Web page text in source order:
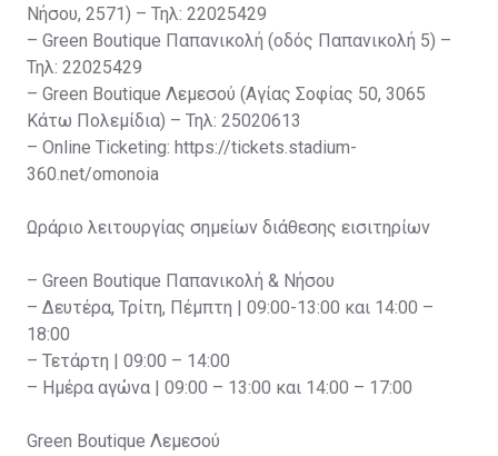
Νήσου, 2571) – Τηλ: 22025429
– Green Boutique Παπανικολή (οδός Παπανικολή 5) –
Τηλ: 22025429
– Green Boutique Λεμεσού (Αγίας Σοφίας 50, 3065
Κάτω Πολεμίδια) – Τηλ: 25020613
– Online Ticketing: https://tickets.stadium-
360.net/omonoia
Ωράριο λειτουργίας σημείων διάθεσης εισιτηρίων
– Green Boutique Παπανικολή & Νήσου
– Δευτέρα, Τρίτη, Πέμπτη | 09:00-13:00 και 14:00 –
18:00
– Τετάρτη | 09:00 – 14:00
– Ημέρα αγώνα | 09:00 – 13:00 και 14:00 – 17:00
Green Boutique Λεμεσού